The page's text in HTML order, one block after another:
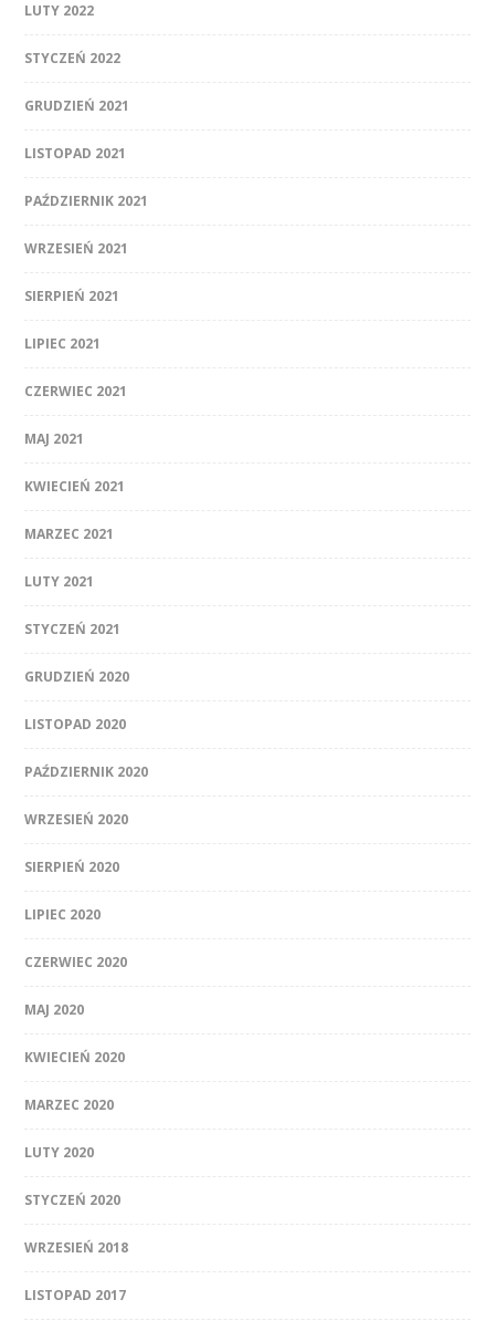
LUTY 2022
STYCZEŃ 2022
GRUDZIEŃ 2021
LISTOPAD 2021
PAŹDZIERNIK 2021
WRZESIEŃ 2021
SIERPIEŃ 2021
LIPIEC 2021
CZERWIEC 2021
MAJ 2021
KWIECIEŃ 2021
MARZEC 2021
LUTY 2021
STYCZEŃ 2021
GRUDZIEŃ 2020
LISTOPAD 2020
PAŹDZIERNIK 2020
WRZESIEŃ 2020
SIERPIEŃ 2020
LIPIEC 2020
CZERWIEC 2020
MAJ 2020
KWIECIEŃ 2020
MARZEC 2020
LUTY 2020
STYCZEŃ 2020
WRZESIEŃ 2018
LISTOPAD 2017